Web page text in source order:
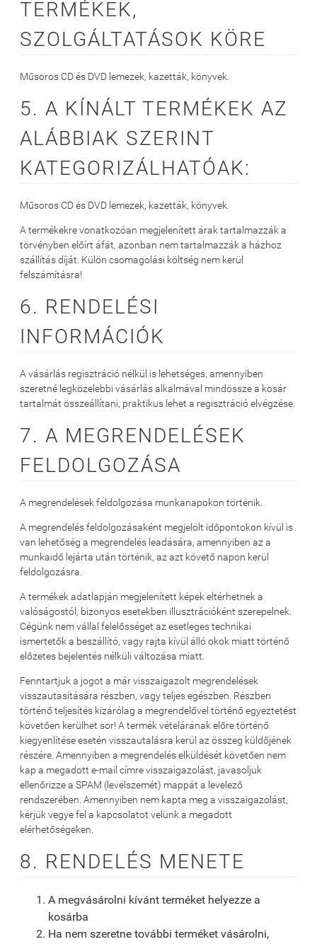
TERMÉKEK,
SZOLGÁLTATÁSOK KÖRE
Műsoros CD és DVD lemezek, kazetták, könyvek.
5. A KÍNÁLT TERMÉKEK AZ
ALÁBBIAK SZERINT
KATEGORIZÁLHATÓAK:
Műsoros CD és DVD lemezek, kazetták, könyvek.
A termékekre vonatkozóan megjelenített árak tartalmazzák a
törvényben előírt áfát, azonban nem tartalmazzák a házhoz
szállítás díját. Külön csomagolási költség nem kerül
felszámításra!
6. RENDELÉSI
INFORMÁCIÓK
A vásárlás regisztráció nélkül is lehetséges, amennyiben
szeretné legközelebbi vásárlás alkalmával mindössze a kosár
tartalmát összeállítani, praktikus lehet a regisztráció elvégzése.
7. A MEGRENDELÉSEK
FELDOLGOZÁSA
A megrendelések feldolgozása munkanapokon történik.
A megrendelés feldolgozásaként megjelölt időpontokon kívül is
van lehetőség a megrendelés leadására, amennyiben az a
munkaidő lejárta után történik, az azt követő napon kerül
feldolgozásra.
A termékek adatlapján megjelenített képek eltérhetnek a
valóságostól, bizonyos esetekben illusztrációként szerepelnek.
Cégünk nem vállal felelősséget az esetleges technikai
ismertetők a beszállító, vagy rajta kívül álló okok miatt történő
előzetes bejelentés nélküli változása miatt.
Fenntartjuk a jogot a már visszaigazolt megrendelések
visszautasítására részben, vagy teljes egészben. Részben
történő teljesítés kizárólag a megrendelővel történő egyeztetést
követően kerülhet sor! A termék vételárának előre történő
kiegyenlítése esetén visszautalásra kerül az összeg küldőjének
részére. Amennyiben a megrendelés elküldését követően nem
kap a megadott e-mail címre visszaigazolást, javasoljuk
ellenőrizze a SPAM (levélszemét) mappát a levelező
rendszerében. Amennyiben nem kapta meg a visszaigazolást,
kérjük vegye fel a kapcsolatot velünk a megadott
elérhetőségeken.
8. RENDELÉS MENETE
A megvásárolni kívánt terméket helyezze a
kosárba
Ha nem szeretne további terméket vásárolni,